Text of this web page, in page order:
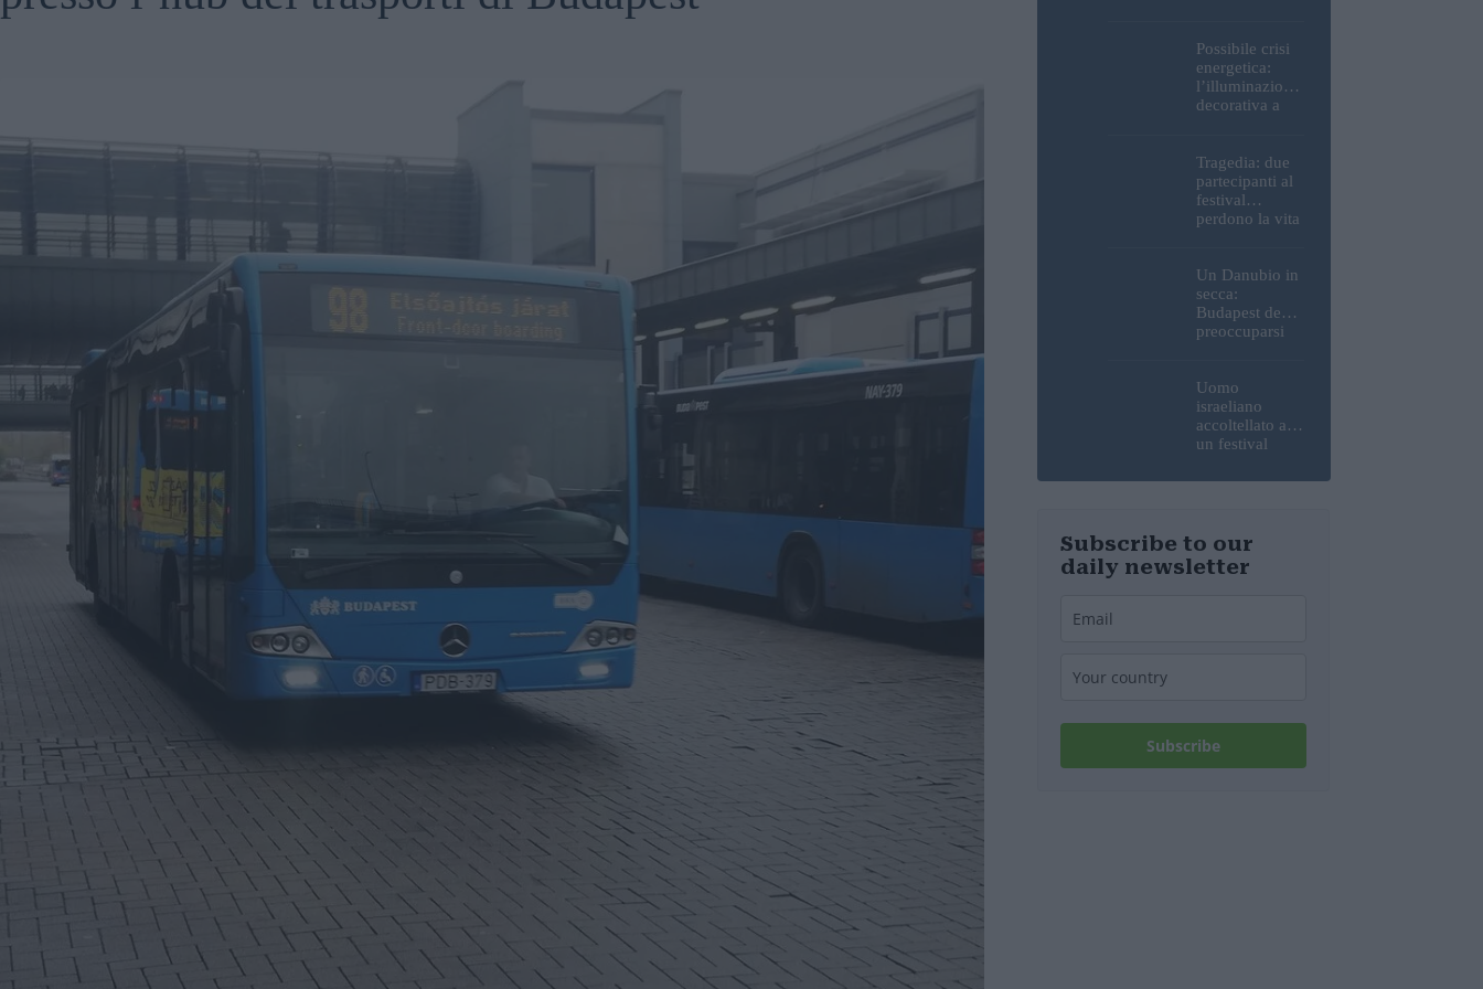
Buda e della
Cittadella
verranno
spente
Possibile crisi
energetica:
l’illuminazione
decorativa a
spenta!
Tragedia: due
partecipanti al
festival
perdono la vita
Ungheria
Un Danubio in
secca:
Budapest deve
preoccuparsi
mento idrico?
Un esperto
mette in luce
un fatto
Uomo
israeliano
accoltellato a
un festival
Subscribe to our
daily newsletter
Subscribe